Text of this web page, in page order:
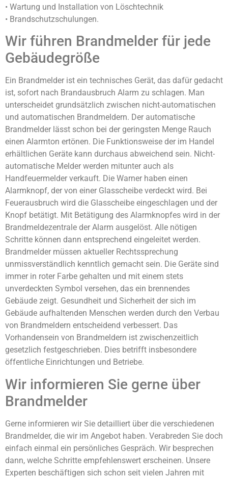
• Wartung und Installation von Löschtechnik
• Brandschutzschulungen.
Wir führen Brandmelder für jede
Gebäudegröße
Ein Brandmelder ist ein technisches Gerät, das dafür gedacht
ist, sofort nach Brandausbruch Alarm zu schlagen. Man
unterscheidet grundsätzlich zwischen nicht-automatischen
und automatischen Brandmeldern. Der automatische
Brandmelder lässt schon bei der geringsten Menge Rauch
einen Alarmton ertönen. Die Funktionsweise der im Handel
erhältlichen Geräte kann durchaus abweichend sein. Nicht-
automatische Melder werden mitunter auch als
Handfeuermelder verkauft. Die Warner haben einen
Alarmknopf, der von einer Glasscheibe verdeckt wird. Bei
Feuerausbruch wird die Glasscheibe eingeschlagen und der
Knopf betätigt. Mit Betätigung des Alarmknopfes wird in der
Brandmeldezentrale der Alarm ausgelöst. Alle nötigen
Schritte können dann entsprechend eingeleitet werden.
Brandmelder müssen aktueller Rechtssprechung
unmissverständlich kenntlich gemacht sein. Die Geräte sind
immer in roter Farbe gehalten und mit einem stets
unverdeckten Symbol versehen, das ein brennendes
Gebäude zeigt. Gesundheit und Sicherheit der sich im
Gebäude aufhaltenden Menschen werden durch den Verbau
von Brandmeldern entscheidend verbessert. Das
Vorhandensein von Brandmeldern ist zwischenzeitlich
gesetzlich festgeschrieben. Dies betrifft insbesondere
öffentliche Einrichtungen und Betriebe.
Wir informieren Sie gerne über
Brandmelder
Gerne informieren wir Sie detailliert über die verschiedenen
Brandmelder, die wir im Angebot haben. Verabreden Sie doch
einfach einmal ein persönliches Gespräch. Wir besprechen
dann, welche Schritte empfehlenswert erscheinen. Unsere
Experten beschäftigen sich schon seit vielen Jahren mit